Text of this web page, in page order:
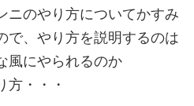
ニのやり方についてかすみ
で、やり方を説明するのは
風にやられるのか
方・・・